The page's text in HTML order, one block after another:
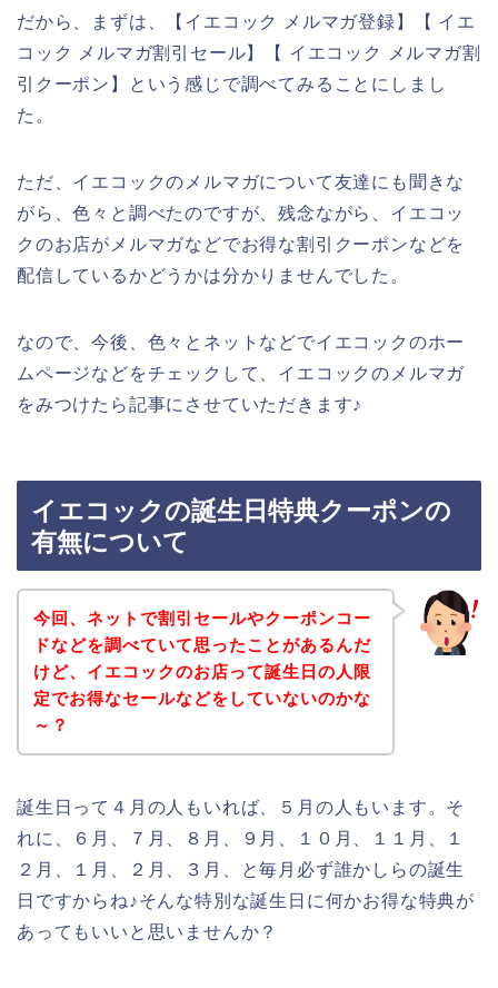
だから、まずは、【イエコック メルマガ登録】【 イエ
コック メルマガ割引セール】【 イエコック メルマガ割
引クーポン】という感じで調べてみることにしまし
た。
ただ、イエコックのメルマガについて友達にも聞きな
がら、色々と調べたのですが、残念ながら、イエコッ
クのお店がメルマガなどでお得な割引クーポンなどを
配信しているかどうかは分かりませんでした。
なので、今後、色々とネットなどでイエコックのホー
ムページなどをチェックして、イエコックのメルマガ
をみつけたら記事にさせていただきます♪
イエコックの誕生日特典クーポンの
有無について
今回、ネットで割引セールやクーポンコー
ドなどを調べていて思ったことがあるんだ
けど、イエコックのお店って誕生日の人限
定でお得なセールなどをしていないのかな
～？
誕生日って４月の人もいれば、５月の人もいます。そ
れに、６月、７月、８月、９月、１０月、１１月、１
２月、１月、２月、３月、と毎月必ず誰かしらの誕生
日ですからね♪そんな特別な誕生日に何かお得な特典が
あってもいいと思いませんか？